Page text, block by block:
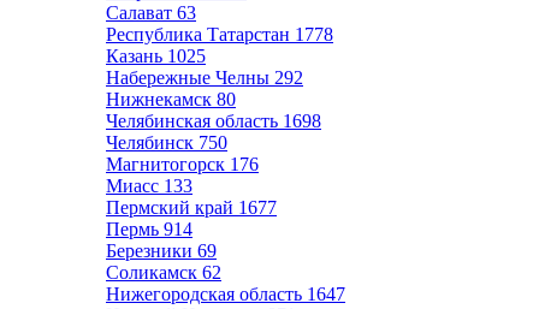
Салават 63
Республика Татарстан 1778
Казань 1025
Набережные Челны 292
Нижнекамск 80
Челябинская область 1698
Челябинск 750
Магнитогорск 176
Миасс 133
Пермский край 1677
Пермь 914
Березники 69
Соликамск 62
Нижегородская область 1647